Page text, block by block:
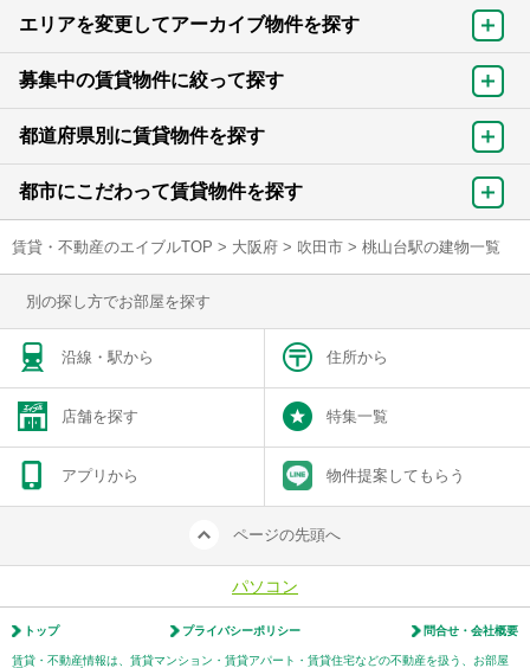
エリアを変更してアーカイブ物件を探す
募集中の賃貸物件に絞って探す
都道府県別に賃貸物件を探す
都市にこだわって賃貸物件を探す
賃貸・不動産のエイブルTOP > 大阪府 > 吹田市 > 桃山台駅の建物一覧
別の探し方でお部屋を探す
沿線・駅から 住所から
店舗を探す 特集一覧
アプリから 物件提案してもらう
ページの先頭へ
パソコン
トップ プライバシーポリシー 問合せ・会社概要
賃貸・不動産情報は、賃貸マンション・賃貸アパート・賃貸住宅などの不動産を扱う、お部屋